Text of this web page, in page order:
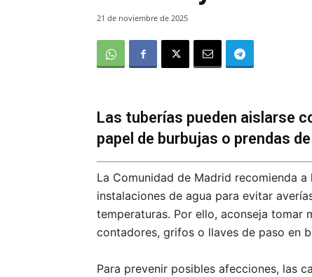
21 de noviembre de 2025
Las tuberías pueden aislarse
papel de burbujas o prendas
La Comunidad de Madrid recomienda
instalaciones de agua para evitar
temperaturas. Por ello, aconseja tomar
contadores, grifos o llaves de paso en
Para prevenir posibles afecciones, las